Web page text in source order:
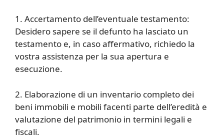
1. Accertamento dell’eventuale testamento:
Desidero sapere se il defunto ha lasciato un
testamento e, in caso affermativo, richiedo la
vostra assistenza per la sua apertura e
esecuzione.
2. Elaborazione di un inventario completo dei
beni immobili e mobili facenti parte dell’eredità e
valutazione del patrimonio in termini legali e
fiscali.